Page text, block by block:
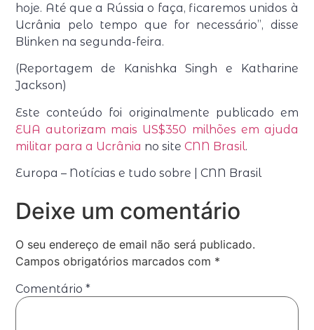
hoje. Até que a Rússia o faça, ficaremos unidos à
Ucrânia pelo tempo que for necessário”, disse
Blinken na segunda-feira.
(Reportagem de Kanishka Singh e Katharine
Jackson)
Este conteúdo foi originalmente publicado em
EUA autorizam mais US$350 milhões em ajuda
militar para a Ucrânia no siteCNN Brasil.
Europa – Notícias e tudo sobre | CNN Brasil
Deixe um comentário
O seu endereço de email não será publicado.
Campos obrigatórios marcados com *
Comentário*